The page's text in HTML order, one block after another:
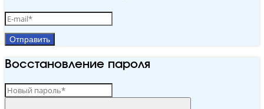
Отправить
Восстановление пароля